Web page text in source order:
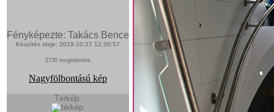
Fényképezte: Takács Bence
Készítés ideje: 2019:10:27 12:30:57
2730 megtekintés
Nagyfölbontású kép
Térkép: